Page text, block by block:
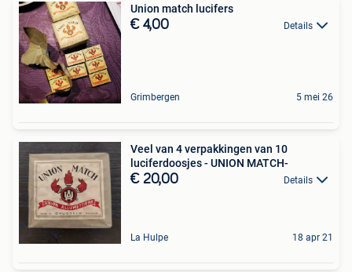
Union match lucifers
€ 4,00 Details
Grimbergen 5 mei 26
Veel van 4 verpakkingen van 10
luciferdoosjes - UNION MATCH-
€ 20,00 Details
La Hulpe 18 apr 21